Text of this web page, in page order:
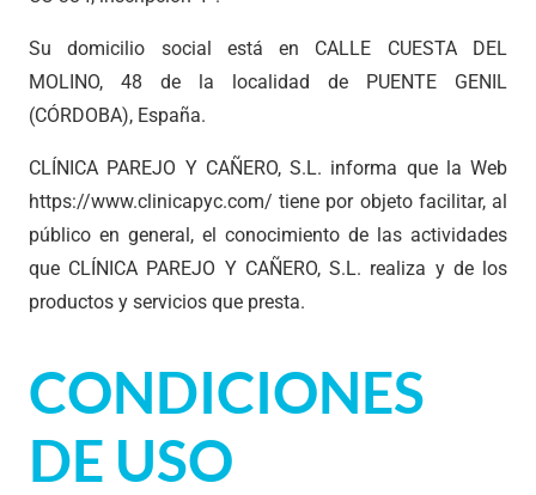
Su domicilio social está en CALLE CUESTA DEL
MOLINO, 48 de la localidad de PUENTE GENIL
(CÓRDOBA), España.
CLÍNICA PAREJO Y CAÑERO, S.L. informa que la Web
https://www.clinicapyc.com/ tiene por objeto facilitar, al
público en general, el conocimiento de las actividades
que CLÍNICA PAREJO Y CAÑERO, S.L. realiza y de los
productos y servicios que presta.
CONDICIONES
DE USO